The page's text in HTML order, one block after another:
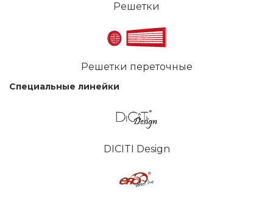
Решетки
Решетки переточные
Специальные линейки
DICITI Design